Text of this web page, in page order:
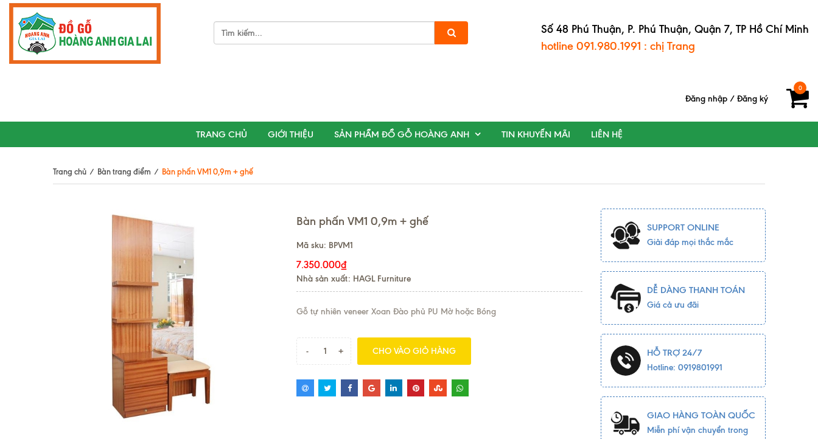
Số 48 Phú Thuận, P. Phú Thuận, Quận 7, TP Hồ Chí Minh
hotline 091.980.1991 : chị Trang
0
Đăng nhập / Đăng ký
TRANG CHỦ GIỚI THIỆU SẢN PHẨM ĐỒ GỖ HOÀNG ANH TIN KHUYẾN MÃI LIÊN HỆ
Trang chủ / Bàn trang điểm / Bàn phấn VM1 0,9m + ghế
Bàn phấn VM1 0,9m + ghế
Mã sku: BPVM1
7.350.000₫
Nhà sản xuất: HAGL Furniture
Gỗ tự nhiên veneer Xoan Đào phủ PU Mờ hoặc Bóng
- + CHO VÀO GIỎ HÀNG
SUPPORT ONLINE
Giải đáp mọi thắc mắc
DỄ DÀNG THANH TOÁN
Giá cả ưu đãi
HỖ TRỢ 24/7
Hotline: 0919801991
GIAO HÀNG TOÀN QUỐC
Miễn phí vận chuyển trong